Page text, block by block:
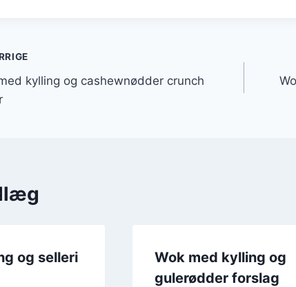
kylling og cashewnødder crunch
og selleri
Wok med kylling og
gulerødder forslag